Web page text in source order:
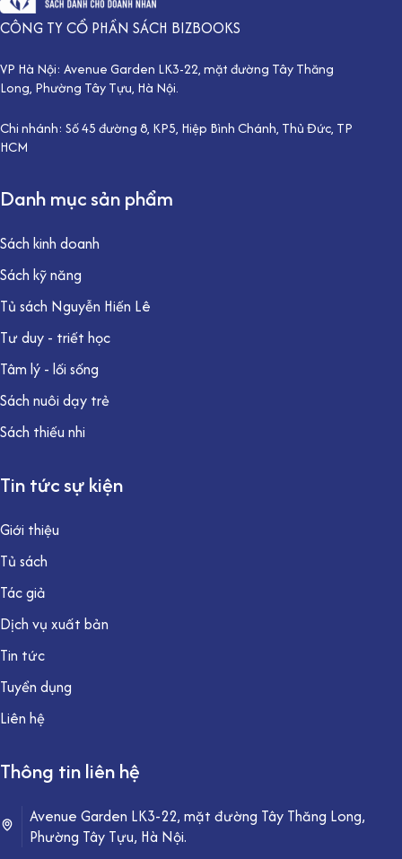
CÔNG TY CỔ PHẦN SÁCH BIZBOOKS
VP Hà Nội: Avenue Garden LK3-22, mặt đường Tây Thăng
Long, Phường Tây Tựu, Hà Nội.
Chi nhánh: Số 45 đường 8, KP5, Hiệp Bình Chánh, Thủ Đức, TP
HCM
Danh mục sản phẩm
Sách kinh doanh
Sách kỹ năng
Tủ sách Nguyễn Hiến Lê
Tư duy - triết học
Tâm lý - lối sống
Sách nuôi dạy trẻ
Sách thiếu nhi
Tin tức sự kiện
Giới thiệu
Tủ sách
Tác giả
Dịch vụ xuất bản
Tin tức
Tuyển dụng
Liên hệ
Thông tin liên hệ
Avenue Garden LK3-22, mặt đường Tây Thăng Long,
Phường Tây Tựu, Hà Nội.